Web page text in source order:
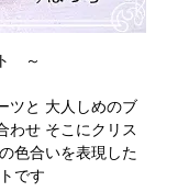
～
ツと 大人しめのブ
わせ そこにクリス
色合いを表現した
です